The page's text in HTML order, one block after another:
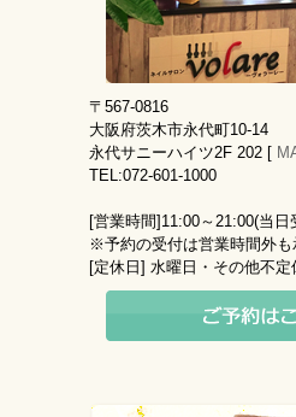
〒567-0816
大阪府茨木市永代町10-14
永代サニーハイツ2F 202 [
TEL:072-601-1000
[営業時間] 11:00～21:00(当日
※予約の受付は営業時間外も
[定休日] 水曜日・その他不定